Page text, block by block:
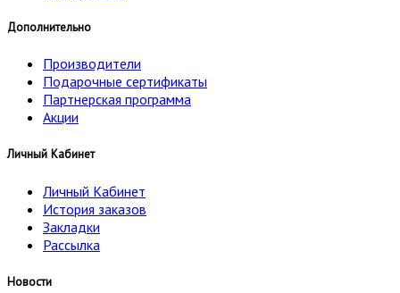
Дополнительно
Производители
Подарочные сертификаты
Партнерская программа
Акции
Личный Кабинет
Личный Кабинет
История заказов
Закладки
Рассылка
Новости